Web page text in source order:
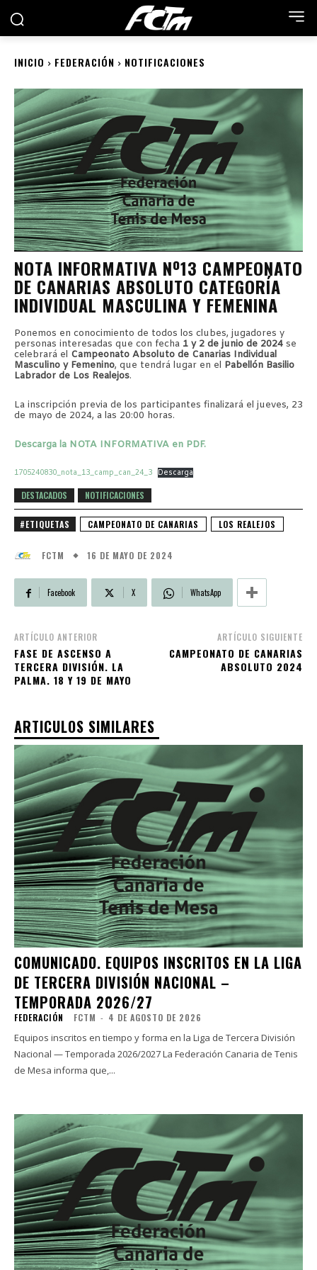
INICIO FEDERACIÓN NOTIFICACIONES
NOTA INFORMATIVA Nº13 CAMPEONATO
DE CANARIAS ABSOLUTO CATEGORÍA
INDIVIDUAL MASCULINA Y FEMENINA
Ponemos en conocimiento de todos los clubes, jugadores y
personas interesadas que con fecha 1 y 2 de junio de 2024 se
celebrará el Campeonato Absoluto de Canarias Individual
Masculino y Femenino, que tendrá lugar en el Pabellón Basilio
Labrador de Los Realejos.
La inscripción previa de los participantes finalizará el jueves, 23
de mayo de 2024, a las 20:00 horas.
Descarga la NOTA INFORMATIVA en PDF.
1705240830_nota_13_camp_can_24_3 Descarga
DESTACADOS NOTIFICACIONES
#ETIQUETAS CAMPEONATO DE CANARIAS LOS REALEJOS
FCTM 16 DE MAYO DE 2024
Facebook X WhatsApp
ARTÍCULO ANTERIOR
FASE DE ASCENSO A
TERCERA DIVISIÓN. LA
PALMA. 18 Y 19 DE MAYO
ARTÍCULO SIGUIENTE
CAMPEONATO DE CANARIAS
ABSOLUTO 2024
ARTICULOS SIMILARES
COMUNICADO. EQUIPOS INSCRITOS EN LA LIGA
DE TERCERA DIVISIÓN NACIONAL –
TEMPORADA 2026/27
FEDERACIÓN FCTM - 4 DE AGOSTO DE 2026
Equipos inscritos en tiempo y forma en la Liga de Tercera División
Nacional — Temporada 2026/2027 La Federación Canaria de Tenis
de Mesa informa que,...